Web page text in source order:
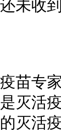
还未收
疫苗专
是灭活
的灭活